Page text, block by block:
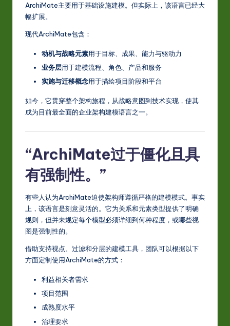
ArchiMate主要用于基础设施建模。但实际上，该语言已经大
幅扩展。
现代ArchiMate包含：
动机与战略元素用于目标、成果、能力与驱动力
业务层用于建模流程、角色、产品和服务
实施与迁移概念用于描绘项目阶段和平台
如今，它贯穿整个架构旅程，从战略意图到技术实现，使其
成为目前最全面的企业架构建模语言之一。
“ArchiMate过于僵化且具
有强制性。”
有些人认为ArchiMate迫使架构师遵循严格的建模模式。事实
上，该语言是刻意灵活的。它为关系和元素类型提供了明确
规则，但并未规定每个模型必须详细到何种程度，或哪些视
图是强制性的。
借助支持视点、过滤和分层的建模工具，团队可以根据以下
方面定制使用ArchiMate的方式：
利益相关者需求
项目范围
成熟度水平
治理要求